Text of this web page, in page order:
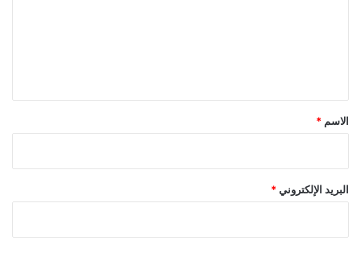
*
الاسم *
البريد الإلكتروني *